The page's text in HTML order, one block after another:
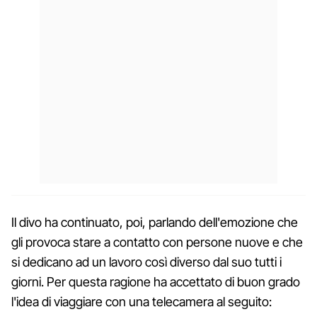
Il divo ha continuato, poi, parlando dell'emozione che
gli provoca stare a contatto con persone nuove e che
si dedicano ad un lavoro così diverso dal suo tutti i
giorni. Per questa ragione ha accettato di buon grado
l'idea di viaggiare con una telecamera al seguito: